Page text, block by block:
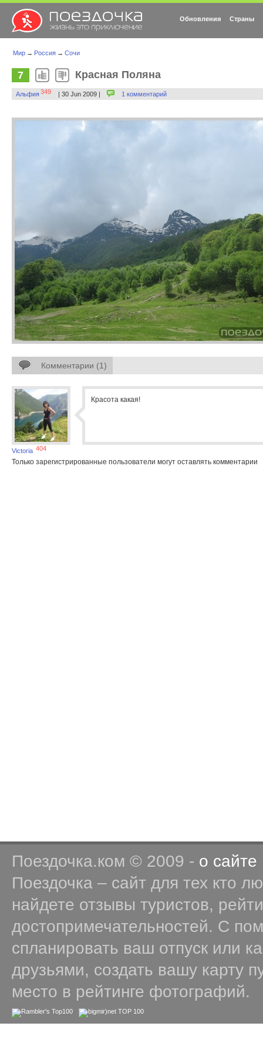
Обновления Страны
Мир → Россия → Сочи
7 Красная Поляна
Альфия349 | 30 Jun 2009 | 1 комментарий
Комментарии (1)
Victoria 404
Красота какая!
Только зарегистрированные пользователи могут оставлять комментарии
Поездочка.ком © 2009 - о сайте
Поездочка – сайт для тех кто
найдете отзывы туристов,
достопримечательностей. С
спланировать ваш отпуск или
друзьями, создать вашу карту
место в рейтинге фотографий.